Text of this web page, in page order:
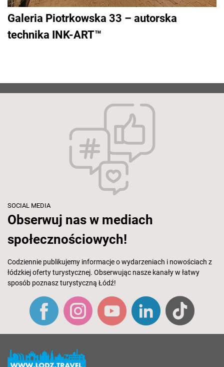
Galeria Piotrkowska 33 – autorska
technika INK-ART™
SOCIAL MEDIA
Obserwuj nas w mediach
społecznościowych!
Codziennie publikujemy informacje o wydarzeniach i nowościach z
łódzkiej oferty turystycznej. Obserwując nasze kanały w łatwy
sposób poznasz turystyczną Łódź!